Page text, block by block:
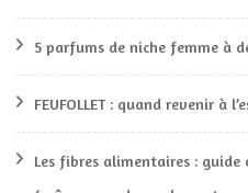
5 parfums de niche femme à
FEUFOLLET : quand revenir à
Les fibres alimentaires :